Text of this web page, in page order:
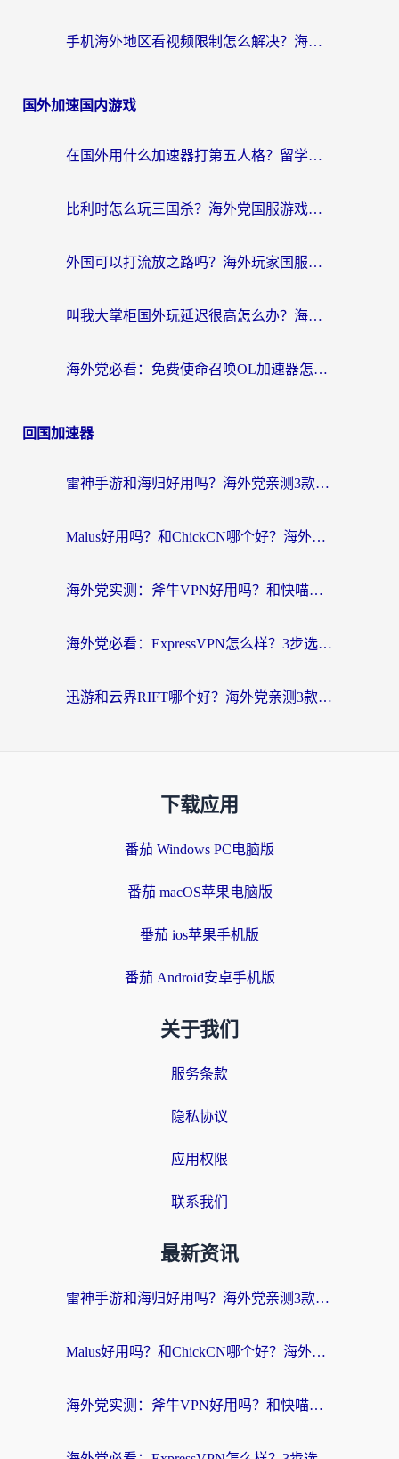
手机海外地区看视频限制怎么解决？海外党追剧看片的实用指南
国外加速国内游戏
在国外用什么加速器打第五人格？留学生亲测：这6个功能才是关键！
比利时怎么玩三国杀？海外党国服游戏加速器终极指南（附问道CODOL优化方案）
外国可以打流放之路吗？海外玩家国服游戏畅玩终极指南（附实测推荐）
叫我大掌柜国外玩延迟很高怎么办？海外党亲测的国服游戏加速全攻略
海外党必看：免费使命召唤OL加速器怎么选？3个国服游戏加速痛点一次性解决
回国加速器
雷神手游和海归好用吗？海外党亲测3款热门回国加速器+番茄加速器深度体验
Malus好用吗？和ChickCN哪个好？海外党亲测：选对回国加速器，追剧游戏不卡顿
海外党实测：斧牛VPN好用吗？和快喵VPN对比哪个回国效果更好？附3款热门加速器深度分析
海外党必看：ExpressVPN怎么样？3步选对回国加速器，无缝刷国内剧玩手游
迅游和云界RIFT哪个好？海外党亲测3款回国加速器，教你无缝刷国内剧玩游戏
下载应用
番茄 Windows PC电脑版
番茄 macOS苹果电脑版
番茄 ios苹果手机版
番茄 Android安卓手机版
关于我们
服务条款
隐私协议
应用权限
联系我们
最新资讯
雷神手游和海归好用吗？海外党亲测3款热门回国加速器+番茄加速器深度体验
Malus好用吗？和ChickCN哪个好？海外党亲测：选对回国加速器，追剧游戏不卡顿
海外党实测：斧牛VPN好用吗？和快喵VPN对比哪个回国效果更好？附3款热门加速器深度分析